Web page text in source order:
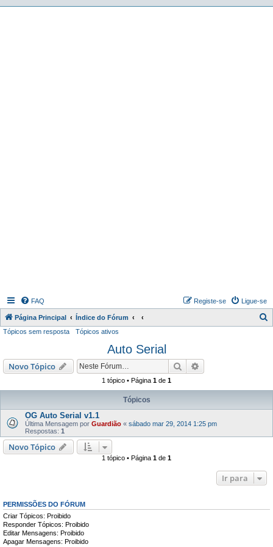
FAQ Ligue-se
Registe-se
Página Principal Índice do Fórum
i
Tópicos sem resposta Tópicos ativos
Auto Serial
Novo Tópico Pesquisar
1 tópico • Página 1 de 1
Tópicos
OG Auto Serial v1.1
Última Mensagem por Guardião « sábado mar 29, 2014 1:25 pm
Respostas: 1
Novo Tópico
1 tópico • Página 1 de 1
Ir para
PERMISSÕES DO FÓRUM
Criar Tópicos: Proibido
Responder Tópicos: Proibido
Editar Mensagens: Proibido
Apagar Mensagens: Proibido